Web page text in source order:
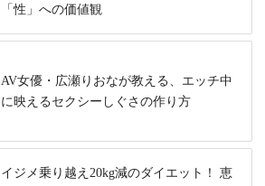
「性」への価値観
AV女優・広瀬りおなが教える、エッチ中
に映えるセクシーしぐさの作り方
イジメ乗り越え20kg減のダイエット！ 恵